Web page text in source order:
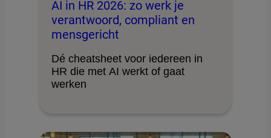
AI in HR 2026: zo werk je
verantwoord, compliant en
mensgericht
Dé cheatsheet voor iedereen in
HR die met AI werkt of gaat
werken